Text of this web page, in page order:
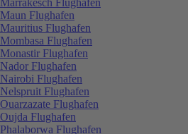
Maun Flughafen
Mauritius Flughafen
Mombasa Flughafen
Monastir Flughafen
Nador Flughafen
Nairobi Flughafen
Nelspruit Flughafen
Ouarzazate Flughafen
Oujda Flughafen
Phalaborwa Flughafen